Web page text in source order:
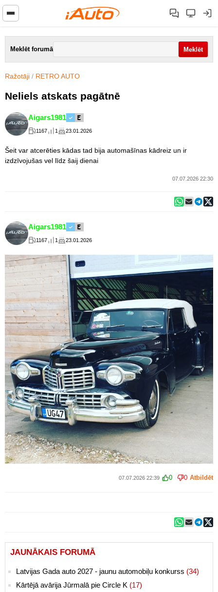
Meklēt forumā
Ražotāji / RETRO AUTO
Neliels atskats pagātnē
Aigars1981
1167 1 23.01.2026
Šeit var atcerēties kādas tad bija automašīnas kādreiz un ir
izdzīvojušas vel līdz šaij dienai
07.07.2026 22:30
Aigars1981
1167 1 23.01.2026
07.07.2026 22:39 0 0 Atbildēt
JAUNĀKAIS FORUMĀ
Latvijas Gada auto 2027 - jaunu automobiļu konkurss (34)
Kārtējā avārija Jūrmalā pie Circle K (17)